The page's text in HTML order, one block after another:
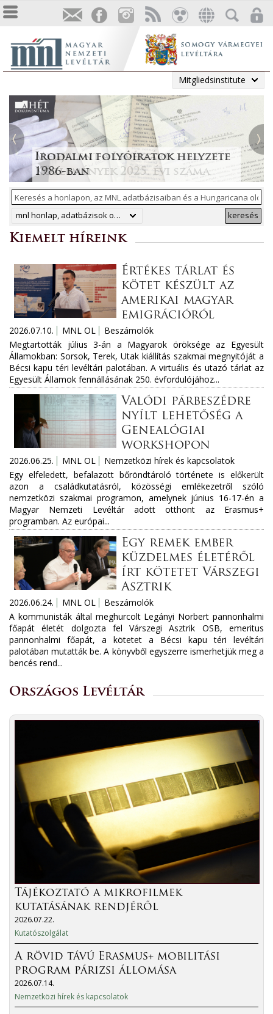
Mitgliedsinstitute
Irodalmi folyóiratok helyzete
1986-ban
Megjelent a Levéltári
Közlemények 2025. évi száma
„Lapidáris emlékek” a levéltári
anyagban
ArchívNet 2026/2.
Tájékoztatás a Pest vármegyei
állami anyakönyvi
másodpéldányok online
közzétételéről
mnl honlap, adatbázisok online, hungaricana keresés
Kiemelt híreink
Értékes tárlat és
kötet készült az
amerikai magyar
emigrációról
2026.07.10. MNL OL
Beszámolók
Megtartották július 3-án a Magyarok öröksége az Egyesült
Államokban: Sorsok, Terek, Utak kiállítás szakmai megnyitóját a
Bécsi kapu téri levéltári palotában. A virtuális és utazó tárlat az
Egyesült Államok fennállásának 250. évfordulójához...
Valódi párbeszédre
nyílt lehetőség a
Genealógiai
workshopon
2026.06.25. MNL OL
Nemzetközi hírek és kapcsolatok
Egy elfeledett, befalazott bőröndtároló története is előkerült
azon a családkutatásról, közösségi emlékezetről szóló
nemzetközi szakmai programon, amelynek június 16-17-én a
Magyar Nemzeti Levéltár adott otthont az Erasmus+
programban. Az európai...
Egy remek ember
küzdelmes életéről
írt kötetet Várszegi
Asztrik
2026.06.24. MNL OL
Beszámolók
A kommunisták által meghurcolt Legányi Norbert pannonhalmi
főapát életét dolgozta fel Várszegi Asztrik OSB, emeritus
pannonhalmi főapát, a kötetet a Bécsi kapu téri levéltári
palotában mutatták be. A könyvből egyszerre ismerhetjük meg a
bencés rend...
Országos Levéltár
Tájékoztató a mikrofilmek
kutatásának rendjéről
2026.07.22.
Kutatószolgálat
A rövid távú Erasmus+ mobilitási
program párizsi állomása
2026.07.14.
Nemzetközi hírek és kapcsolatok